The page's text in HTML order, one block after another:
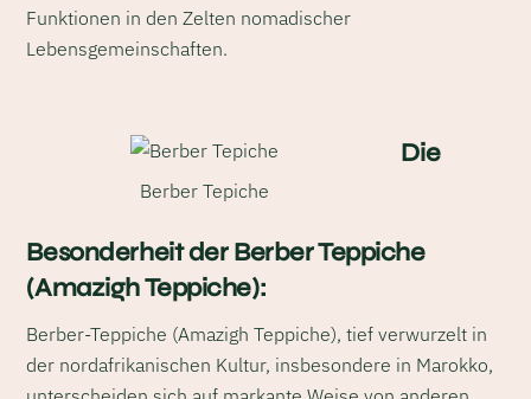
Funktionen in den Zelten nomadischer
Lebensgemeinschaften.
Berber Tepiche
Die
Besonderheit der Berber Teppiche
(Amazigh Teppiche):
Berber-Teppiche (Amazigh Teppiche), tief verwurzelt in
der nordafrikanischen Kultur, insbesondere in Marokko,